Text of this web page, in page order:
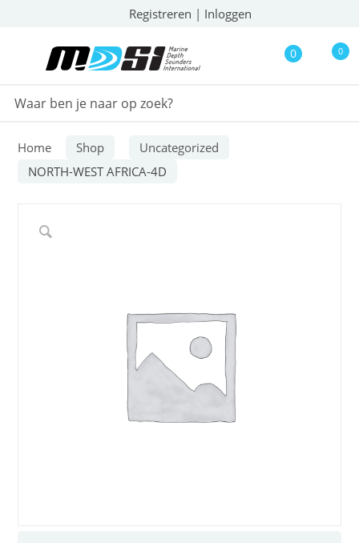
Registreren | Inloggen
0 0
Home Shop
Uncategorized
NORTH-WEST AFRICA-4D